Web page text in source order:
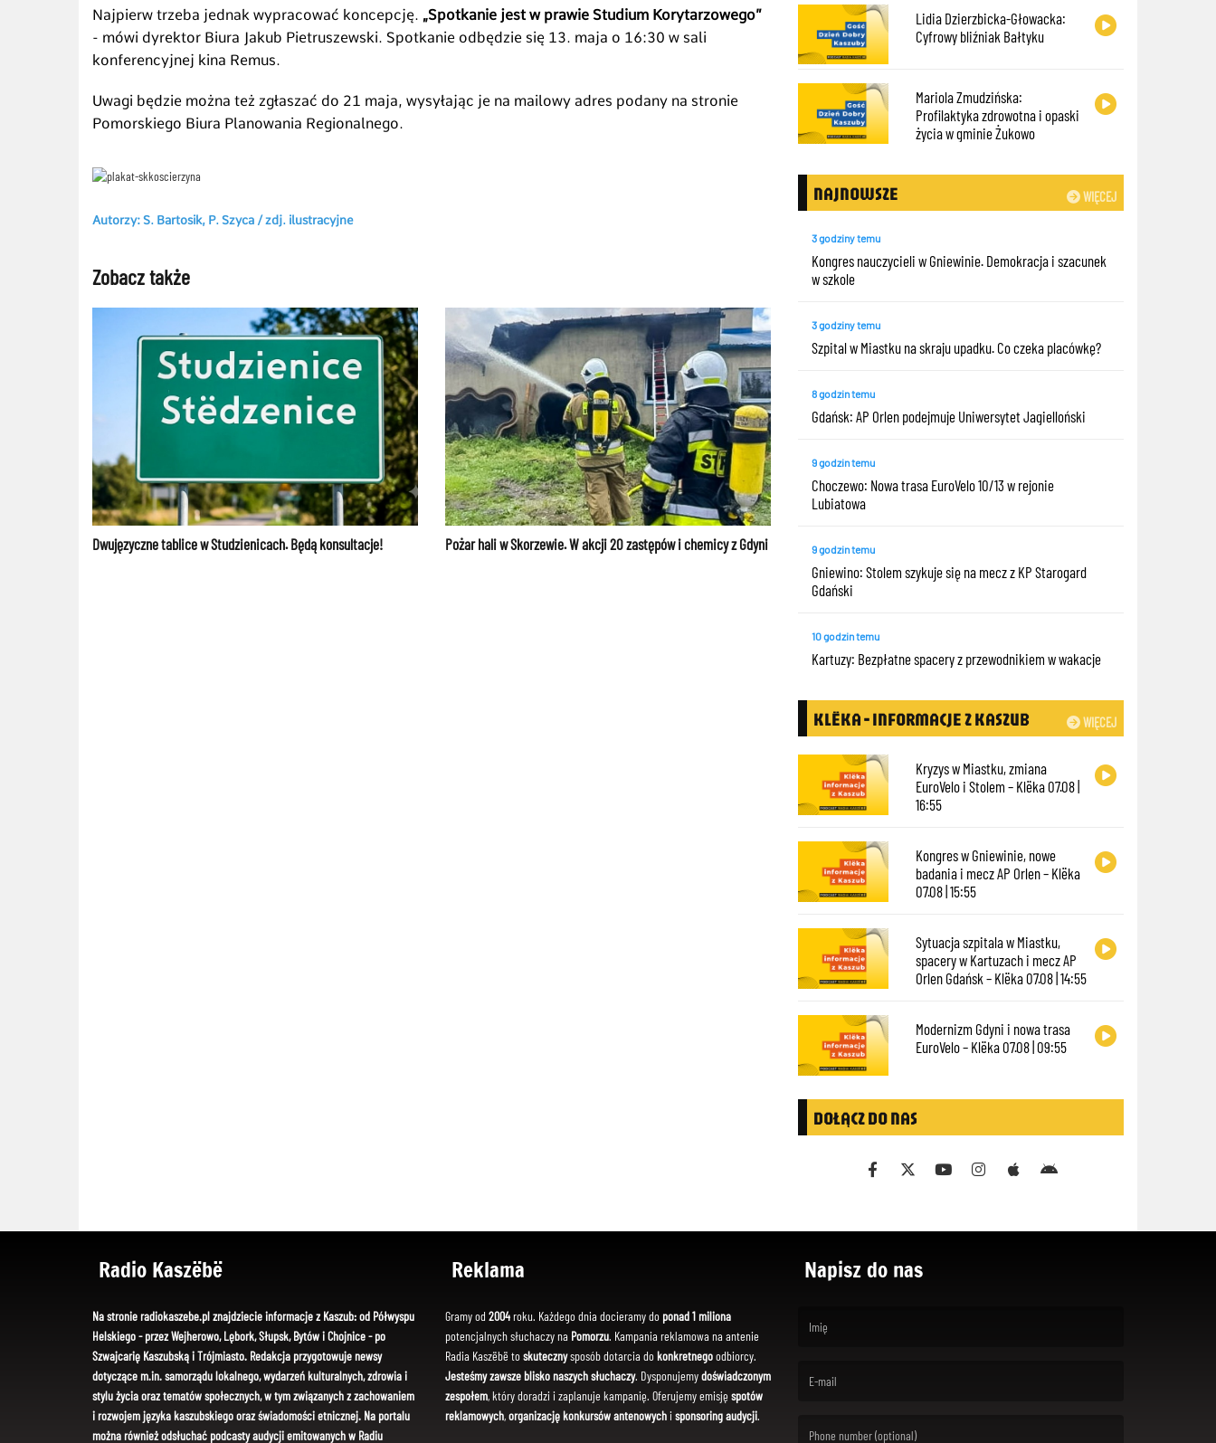
Najpierw trzeba jednak wypracować koncepcję. „Spotkanie jest w prawie Studium Korytarzowego”
- mówi dyrektor Biura Jakub Pietruszewski. Spotkanie odbędzie się 13. maja o 16:30 w sali
konferencyjnej kina Remus.
Uwagi będzie można też zgłaszać do 21 maja, wysyłając je na mailowy adres podany na stronie
Pomorskiego Biura Planowania Regionalnego.
Autorzy: S. Bartosik, P. Szyca /zdj. ilustracyjne
Zobacz także
Dwujęzyczne tablice w Studzienicach. Będą konsultacje! Pożar hali w Skorzewie. W akcji 20 zastępów i chemicy z Gdyni
Lidia Dzierzbicka-Głowacka:
Cyfrowy bliźniak Bałtyku
Mariola Zmudzińska:
Profilaktyka zdrowotna i opaski
życia w gminie Żukowo
WIĘCEJ
NAJNOWSZE
3 godziny temu
Kongres nauczycieli w Gniewinie. Demokracja i szacunek
w szkole
3 godziny temu
Szpital w Miastku na skraju upadku. Co czeka placówkę?
8 godzin temu
Gdańsk: AP Orlen podejmuje Uniwersytet Jagielloński
9 godzin temu
Choczewo: Nowa trasa EuroVelo 10/13 w rejonie
Lubiatowa
9 godzin temu
Gniewino: Stolem szykuje się na mecz z KP Starogard
Gdański
10 godzin temu
Kartuzy: Bezpłatne spacery z przewodnikiem w wakacje
WIĘCEJ
KLËKA - INFORMACJE Z KASZUB
Kryzys w Miastku, zmiana
EuroVelo i Stolem – Klëka 07.08 |
16:55
Kongres w Gniewinie, nowe
badania i mecz AP Orlen – Klëka
07.08 | 15:55
Sytuacja szpitala w Miastku,
spacery w Kartuzach i mecz AP
Orlen Gdańsk – Klëka 07.08 | 14:55
Modernizm Gdyni i nowa trasa
EuroVelo – Klëka 07.08 | 09:55
DOŁĄCZ DO NAS
Radio Kaszëbë
Na stronie radiokaszebe.pl znajdziecie informacje z Kaszub: od Półwyspu
Helskiego - przez Wejherowo, Lębork, Słupsk, Bytów i Chojnice - po
Szwajcarię Kaszubską i Trójmiasto. Redakcja przygotowuje newsy
dotyczące m.in. samorządu lokalnego, wydarzeń kulturalnych, zdrowia i
stylu życia oraz tematów społecznych, w tym związanych z zachowaniem
i rozwojem języka kaszubskiego oraz świadomości etnicznej. Na portalu
można również odsłuchać podcasty audycji emitowanych w Radiu
Reklama
Gramy od 2004roku. Każdego dnia docieramy do ponad 1 miliona
potencjalnych słuchaczy na Pomorzu. Kampania reklamowa na antenie
Radia Kaszëbë toskutecznysposób dotarcia dokonkretnegoodbiorcy.
Jesteśmy zawsze blisko naszych słuchaczy. Dysponujemydoświadczonym
zespołem, który doradzi i zaplanuje kampanię. Oferujemy emisję spotów
reklamowych,organizację konkursów antenowychi sponsoring audycji.
Napisz do nas